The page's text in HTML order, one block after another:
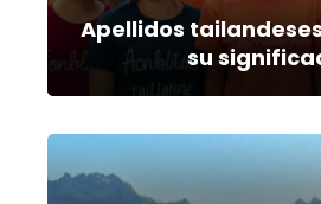
Apellidos
su